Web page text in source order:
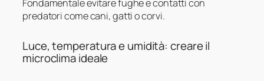
Fondamentale evitare fughe e contatti con
predatori come cani, gatti o corvi.
Luce, temperatura e umidità: creare il
microclima ideale